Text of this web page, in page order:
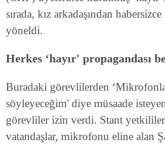
sırada, kız arkadaşından
yöneldi.
Herkes ‘hayır' propagandası
Buradaki görevlilerden
söyleyeceğim' diye müsaade
görevliler izin verdi. Stant
vatandaşlar, mikrofonu eline alan